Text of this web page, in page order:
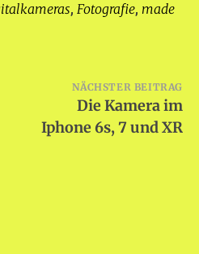
, Fotografie, made
NÄCHSTER BEITRAG
Die Kamera im
Iphone 6s, 7 und XR